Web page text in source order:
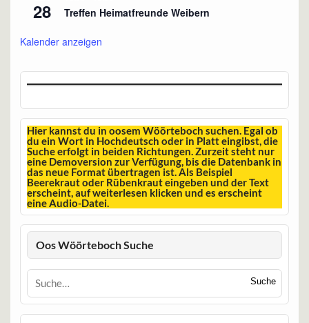
28 Treffen Heimatfreunde Weibern
Kalender anzeigen
Hier kannst du in oosem Wöörteboch suchen. Egal ob
du ein Wort in Hochdeutsch oder in Platt eingibst, die
Suche erfolgt in beiden Richtungen. Zurzeit steht nur
eine Demoversion zur Verfügung, bis die Datenbank in
das neue Format übertragen ist. Als Beispiel
Beerekraut oder Rübenkraut eingeben und der Text
erscheint, auf weiterlesen klicken und es erscheint
eine Audio-Datei.
Oos Wöörteboch Suche
Suche